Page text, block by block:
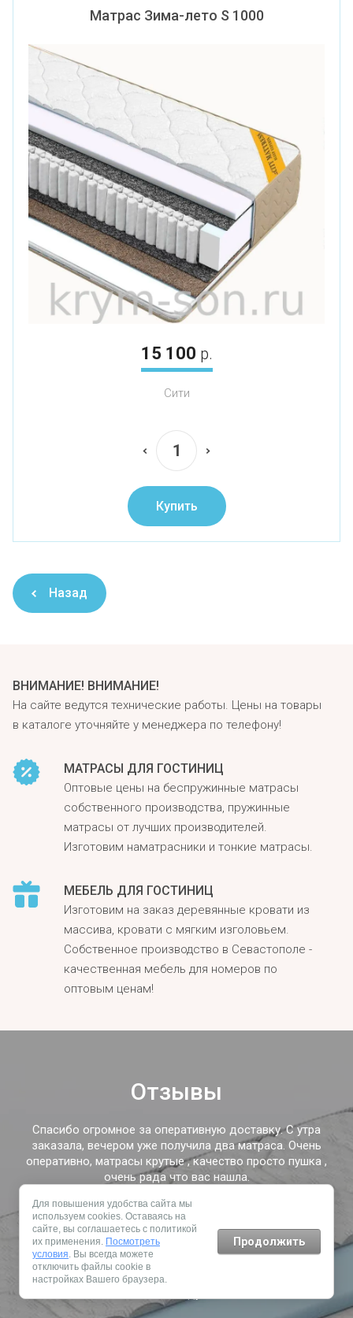
Матрас Зима-лето S 1000
15 100 р.
Сити
Купить
Назад
ВНИМАНИЕ! ВНИМАНИЕ!
На сайте ведутся технические работы. Цены на товары
в каталоге уточняйте у менеджера по телефону!
МАТРАСЫ ДЛЯ ГОСТИНИЦ
Оптовые цены на беспружинные матрасы
собственного производства, пружинные
матрасы от лучших производителей.
Изготовим наматрасники и тонкие матрасы.
МЕБЕЛЬ ДЛЯ ГОСТИНИЦ
Изготовим на заказ деревянные кровати из
массива, кровати с мягким изголовьем.
Собственное производство в Севастополе -
качественная мебель для номеров по
оптовым ценам!
Отзывы
Спасибо огромное за оперативную доставку. С утра
заказала, вечером уже получила два матраса. Очень
оперативно, матрасы крутые , качество просто пушка ,
очень рада что вас нашла.
Светлана
Отличный магазин. Менеджер подробно рассказала все.
Быстро заказала матрас и не пожалела. Хороший
пружинный матрас купила, все доставили вовремя.
Для повышения удобства сайта мы
используем cookies. Оставаясь на
сайте, вы соглашаетесь с политикой
их применения. Посмотреть
условия. Вы всегда можете
отключить файлы cookie в
настройках Вашего браузера.
Продолжить